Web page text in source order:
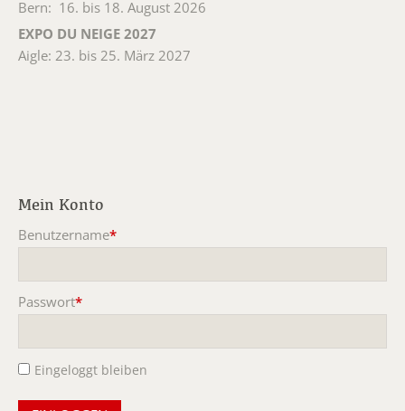
Bern: 16. bis 18. August 2026
EXPO DU NEIGE 2027
Aigle: 23. bis 25. März 2027
Mein Konto
Benutzername*
Passwort*
Eingeloggt bleiben